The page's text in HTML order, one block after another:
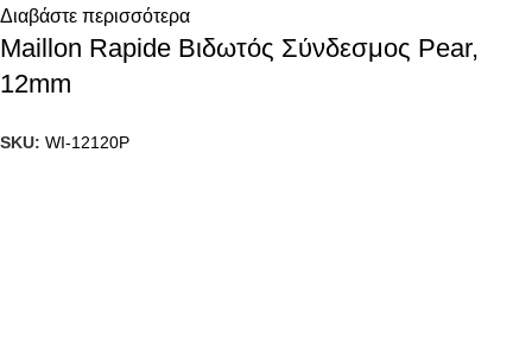
Διαβάστε περισσότερα
Maillon Rapide Βιδωτός Σύνδεσμος Pear,
12mm
SKU: WI-12120P